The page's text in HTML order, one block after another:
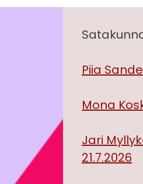
Piia
Mona
Jari
21.7.2026